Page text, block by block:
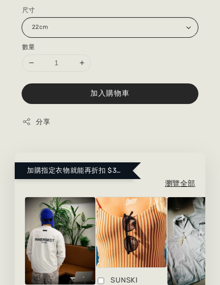
尺寸
數量
加入購物車
分享
加購指定衣物就能再折扣 $300 ！點這裡看更多～
瀏覽全部
SUNSKI